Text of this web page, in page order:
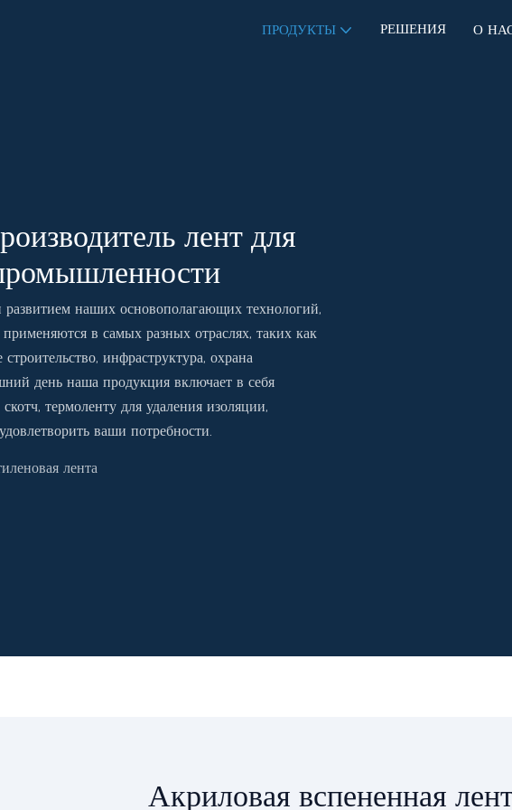
ПРОДУКТЫ РЕШЕНИЯ О
лент для
наших основополагающих технологий,
в самых разных отраслях, таких как
инфраструктура, охрана
день наша продукция включает в себя
термоленту для удаления изоляции,
ваши потребности.
лента
Акриловая вспененная